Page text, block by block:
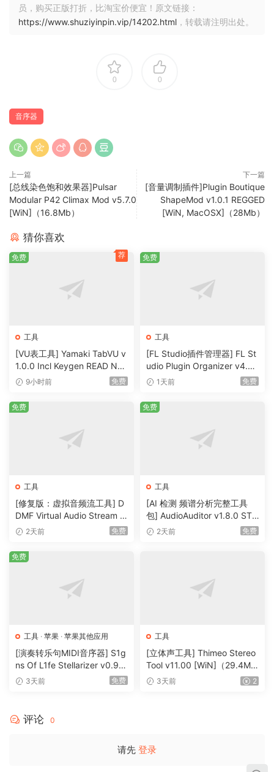
iTunes M4V to MP4
Convert iTunes M4V videos to MP4.
movies.
Play output DRM-free MP4 videos anywhere you want.
Play iTunes movie/TV show on non-apple devices
With Ondesoft M4V Converter, M4V DRM will be removed
and the converted iTunes movies/TV shows can be played
on multiple platforms and devices, including Android
smartphones, Windows PC without iTunes, Xbox game
consoles, Smart TV, etc., at any time and place. You can
conveniently enjoy your purchased iTunes movies in HD
quality offline, even without iTunes app or Apple devices.
Rip iTunes M4V movies, TV shows and music videos to
popular video format – MP4, thus allowing to ready your
etc.
100% original quality with Dolby 5.1, AD, Closed Captions,
Subtitles, Audio Tracks
tracks of iTunes movie/TV show will be preserved to the
output MP4 videos by default.
You are free to preserve any subtitles and audio tracks or
15X conversion speed and batch conversion
Save a lot of time by speeding up the conversion process
and enabling them to do multiple conversions at a time.
M4V to MP4 at 15X speed.
Team F4CG
员，购买正版打折，比淘宝价便宜！原文链接：
https://www.shuziyinpin.vip/14202.html ，转载请注明出处。
0 0
音序器
上一篇
[总线染色饱和效果器]Pulsar
Modular P42 Climax Mod v5.7.0
[WiN]（16.8Mb）
下一篇
[音量调制插件]Plugin Boutique
ShapeMod v1.0.1 REGGED
[WiN, MacOSX]（28Mb）
猜你喜欢
工具
[VU表工具] Yamaki TabVU v
1.0.0 Incl Keygen READ NF
O-R2R [WiN]（4.7MB）
9小时前 免费
免费 荐
工具
[FL Studio插件管理器] FL St
udio Plugin Organizer v4.0
[Now with FLP Downgrade]
1天前 免费
免费
工具
[修复版：虚拟音频流工具] D
DMF Virtual Audio Stream v
2.0.2 x32 x64 Rev4-itUsed
2天前 免费
免费
工具
[AI 检测 频谱分析完整工具
包] AudioAuditor v1.8.0 STA
NDALONE PORTABLE [WiN]
2天前 免费
免费
工具 · 苹果 · 苹果其他应用
[演奏转乐句MIDI音序器] S1g
ns Of L1fe Stellarizer v0.9.0
BETA-ARCADiA [MacOSX]
3天前 免费
免费
工具
[立体声工具] Thimeo Stereo
Tool v11.00 [WiN]（29.4M
B）3天前 2
评论 0
请先 登录